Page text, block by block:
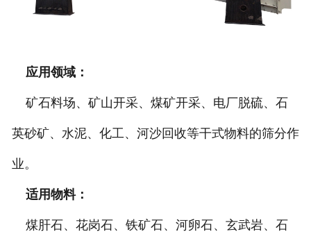
应用领域：
矿石料场、矿山开采、煤矿开采、电厂脱硫、石
英砂矿、水泥、化工、河沙回收等干式物料的筛分作
业。
适用物料：
煤肝石、花岗石、铁矿石、河卵石、玄武岩、石